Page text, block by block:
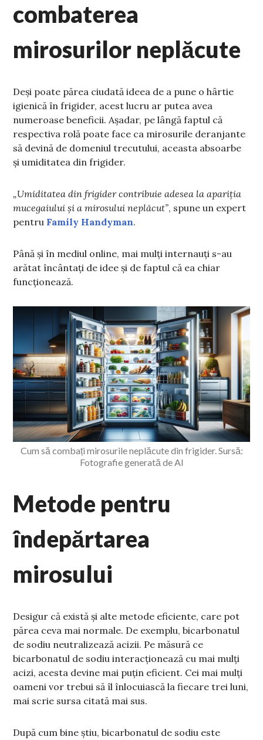
combaterea
mirosurilor neplăcute
Deși poate părea ciudată ideea de a pune o hârtie
igienică în frigider, acest lucru ar putea avea
numeroase beneficii. Așadar, pe lângă faptul că
respectiva rolă poate face ca mirosurile deranjante
să devină de domeniul trecutului, aceasta absoarbe
și umiditatea din frigider.
„Umiditatea din frigider contribuie adesea la apariția
mucegaiului și a mirosului neplăcut”, spune un expert
pentru Family Handyman.
Până și în mediul online, mai mulți internauți s-au
arătat încântați de idee și de faptul că ea chiar
funcționează.
Cum să combați mirosurile neplăcute din frigider. Sursă:
Fotografie generată de AI
Metode pentru
îndepărtarea
mirosului
Desigur că există și alte metode eficiente, care pot
părea ceva mai normale. De exemplu, bicarbonatul
de sodiu neutralizează acizii. Pe măsură ce
bicarbonatul de sodiu interacționează cu mai mulți
acizi, acesta devine mai puțin eficient. Cei mai mulți
oameni vor trebui să îl înlocuiască la fiecare trei luni,
mai scrie sursa citată mai sus.
După cum bine știu, bicarbonatul de sodiu este